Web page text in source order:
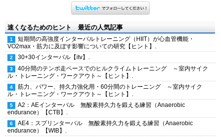
速くなるためのヒント 最近の人気記事
短期間の高強度インターバルトレーニング（HIIT）が心血管機能・
VO2max・筋力に及ぼす影響についての研究【ヒント】.
30+30インターバル【itv】.
40分間のテンポ走ペースでのヒルクライムトレーニング ～室内サイク
ル・トレーニング・ワークアウト～【ヒント】.
筋力、パワー、持久力強化用・60分間のトレーニング ～室内サイク
ル・トレーニング・ワークアウト～【ヒント】.
A2：AEインターバル 無酸素持久力を鍛える練習（Anaerobic
endurance）【CTB】.
AE4：スプリンターバル 無酸素持久力を鍛える練習（Anaerobic
endurance）【WIB】.